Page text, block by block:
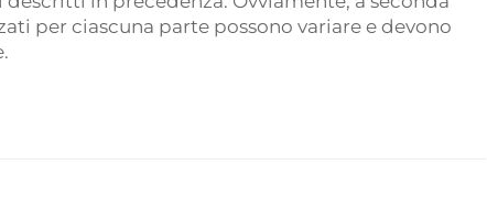
per ciascuna parte possono variare e devono